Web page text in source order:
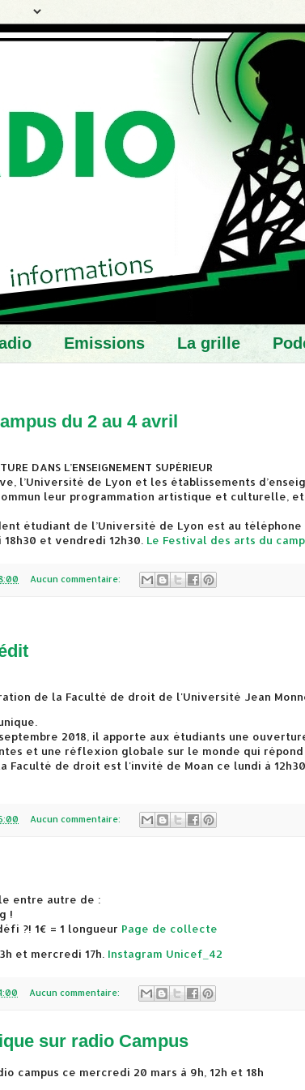
Emissions La grille
du 2 au 4 avril
DANS L’ENSEIGNEMENT SUPÉRIEUR
l’Université de Lyon et les établissements
leur programmation artistique et culturelle,
étudiant de l’Université de Lyon est au téléphone
et vendredi 12h30. Le Festival des arts du
Aucun commentaire:
de la Faculté de droit de l'Université Jean
2018, il apporte aux étudiants une
et une réflexion globale sur le monde qui répond
de droit est l'invité de Moan ce lundi à
Aucun commentaire:
entre autre de :
!
?! 1€ = 1 longueur Page de collecte
et mercredi 17h. Instagram Unicef_42
Aucun commentaire:
sur radio Campus
campus ce mercredi 20 mars à 9h, 12h et 18h